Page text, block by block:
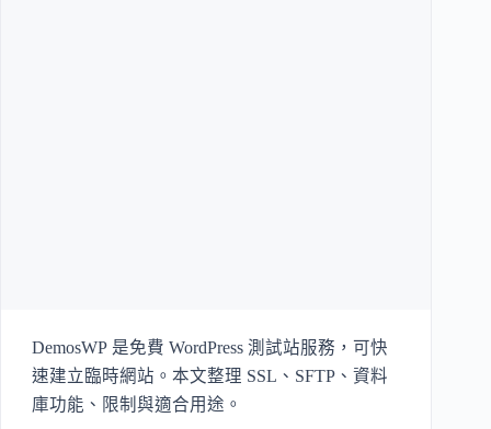
DemosWP 是免費 WordPress 測試站服務，可快
速建立臨時網站。本文整理 SSL、SFTP、資料
庫功能、限制與適合用途。